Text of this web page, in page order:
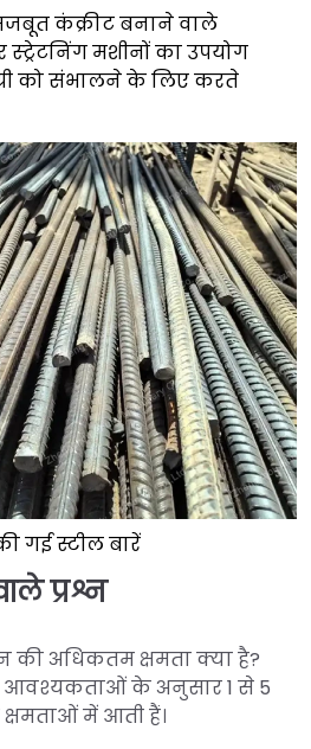
कंक्रीट बनाने वाले
स्ट्रेटनिंग मशीनों का उपयोग
को संभालने के लिए करते
गई स्टील बारें
प्रश्न
की अधिकतम क्षमता क्या है?
आवश्यकताओं के अनुसार 1 से 5
क्षमताओं में आती हैं।